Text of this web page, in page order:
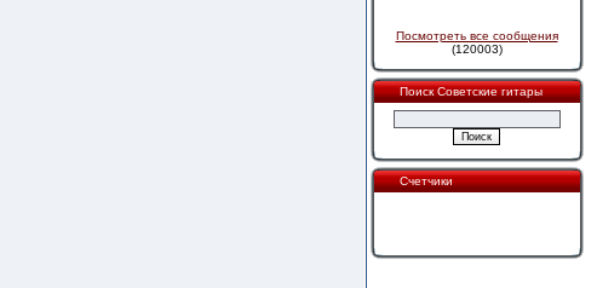
Посмотреть все сообщения
(120003)
Поиск Советские гитары
Счетчики